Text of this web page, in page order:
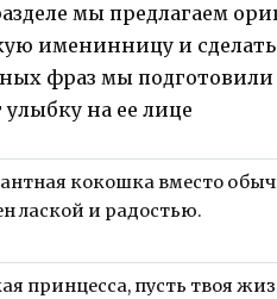
мы предлагаем
именинницу и
фраз мы
улыбку на ее лице
кокошка вместо
лаской и радостью.
принцесса, пусть твоя